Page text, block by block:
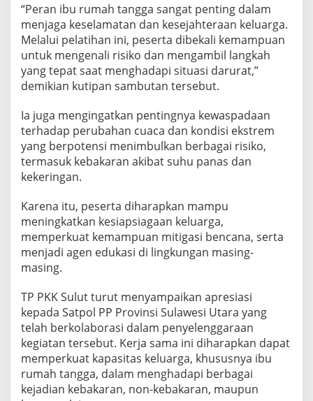
r
t
a
D
i
b
e
a
l
i
S
i
l
a
s
i
P
g
u
n
a
a
n
A
P
“Peran ibu rumah tangga sangat penting dalam
menjaga keselamatan dan kesejahteraan keluarga.
Melalui pelatihan ini, peserta dibekali kemampuan
untuk mengenali risiko dan mengambil langkah
yang tepat saat menghadapi situasi darurat,”
demikian kutipan sambutan tersebut.
Ia juga mengingatkan pentingnya kewaspadaan
terhadap perubahan cuaca dan kondisi ekstrem
yang berpotensi menimbulkan berbagai risiko,
termasuk kebakaran akibat suhu panas dan
kekeringan.
Karena itu, peserta diharapkan mampu
meningkatkan kesiapsiagaan keluarga,
memperkuat kemampuan mitigasi bencana, serta
menjadi agen edukasi di lingkungan masing-
masing.
TP PKK Sulut turut menyampaikan apresiasi
kepada Satpol PP Provinsi Sulawesi Utara yang
telah berkolaborasi dalam penyelenggaraan
kegiatan tersebut. Kerja sama ini diharapkan dapat
memperkuat kapasitas keluarga, khususnya ibu
rumah tangga, dalam menghadapi berbagai
kejadian kebakaran, non-kebakaran, maupun